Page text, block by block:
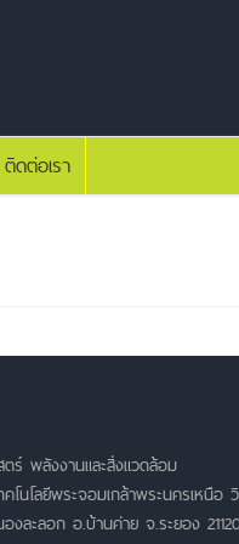
ติดต่อเรา
ร์ พลังงานและสิ่งแวดล้อม
โนโลยีพระจอมเกล้าพระนครเหนือ
งละลอก อ.บ้านค่าย จ.ระยอง